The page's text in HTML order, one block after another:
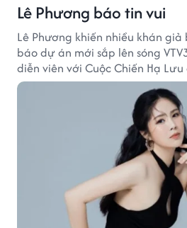
Lê Phương báo tin vui
Lê Phương khiến nhiều khán
báo dự án mới sắp lên sóng
diễn viên với Cuộc Chiến Hạ
nhiều sự quan tâm.